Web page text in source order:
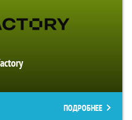
ПОДРОБНЕЕ